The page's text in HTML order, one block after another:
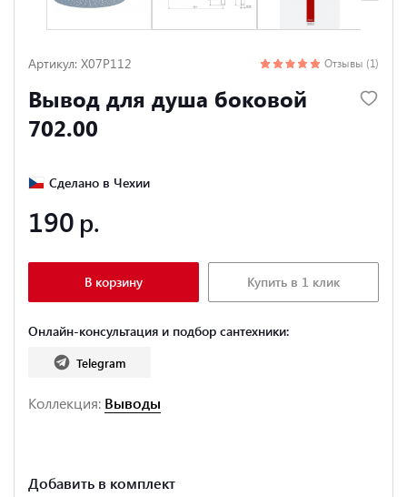
Артикул: X07P112 Отзывы (1)
Вывод для душа боковой
702.00
Сделано в Чехии
190
В корзину Купить в 1 клик
Онлайн-консультация и подбор сантехники:
Telegram
Коллекция: Выводы
Добавить в комплект